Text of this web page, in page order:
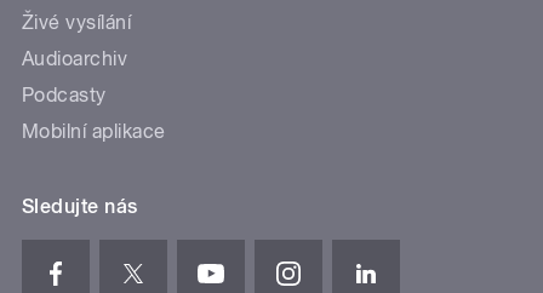
Živé vysílání
Audioarchiv
Podcasty
Mobilní aplikace
Sledujte nás